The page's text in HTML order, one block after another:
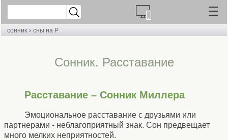
сонник › сны на Р
Сонник. Расставание
Расставание – Сонник Миллера
Эмоциональное расставание с друзьями или
партнерами - неблагоприятный знак. Сон предвещает
много мелких неприятностей.